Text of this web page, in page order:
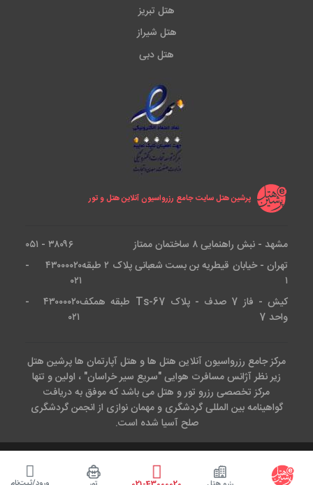
هتل تبریز
هتل شیراز
هتل دبی
پرشین هتل سایت جامع رزرواسیون آنلاین هتل و تور
مشهد - نبش راهنمایی ۸ ساختمان ممتاز
۳۸۰۹۶ - ۰۵۱
تهران - خیابان قیطریه بن بست شعبانی پلاک ۲ طبقه
۱
۴۳۰۰۰۰۲۰ -
۰۲۱
کیش - فاز 7 صدف - پلاک Ts-67 طبقه همکف
واحد 7
۴۳۰۰۰۰۲۰ -
۰۲۱
مرکز جامع رزرواسیون آنلاین هتل ها و هتل آپارتمان ها پرشین هتل
زیر نظر آژانس مسافرت هوایی "سریع سیر خراسان" ، اولین و تنها
مرکز تخصصی رزرو تور و هتل می باشد که موفق به دریافت
گواهینامه بین المللی گردشگری و مهمان نوازی از انجمن گردشگری
صلح آسیا شده است.
کلیه حقوق این وب سایت متعلق است به آژانس هواپیمایی سریع سیر.طراحی
و پیاده سازی توسط تیم IT
پرشین هتل